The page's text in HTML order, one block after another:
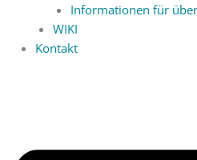
Informationen für
WIKI
Kontakt